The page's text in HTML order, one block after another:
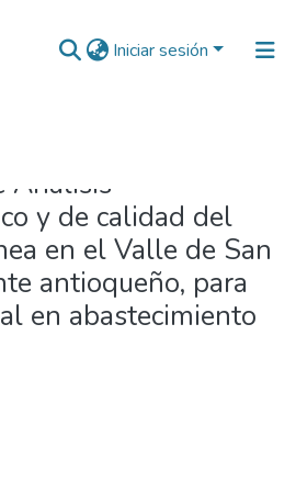
Iniciar sesión
Análisis
y de calidad del
en el Valle de San
antioqueño, para
en abastecimiento